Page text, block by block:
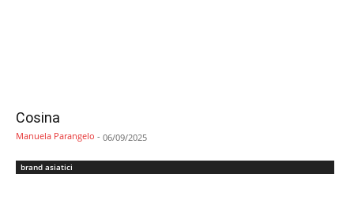
Cosina
Manuela Parangelo - 06/09/2025
brand asiatici